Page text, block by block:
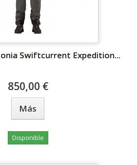
Swiftcurrent Expedition...
850,00 €
Más
Disponible